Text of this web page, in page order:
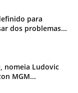
para
dos problemas...
nomeia Ludovic
MGM...